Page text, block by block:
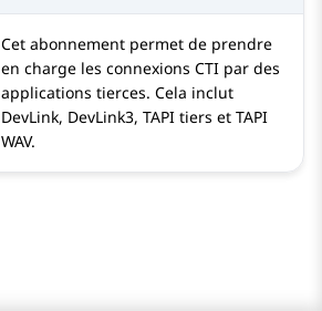
Cet abonnement permet de prendre
en charge les connexions CTI par des
applications tierces. Cela inclut
DevLink, DevLink3, TAPI tiers et TAPI
WAV.